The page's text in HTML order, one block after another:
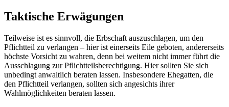
Taktische Erwägungen
Teilweise ist es sinnvoll, die Erbschaft auszuschlagen, um den
Pflichtteil zu verlangen – hier ist einerseits Eile geboten, andererseits
höchste Vorsicht zu wahren, denn bei weitem nicht immer führt die
Ausschlagung zur Pflichtteilsberechtigung. Hier sollten Sie sich
unbedingt anwaltlich beraten lassen. Insbesondere Ehegatten, die
den Pflichtteil verlangen, sollten sich angesichts ihrer
Wahlmöglichkeiten beraten lassen.